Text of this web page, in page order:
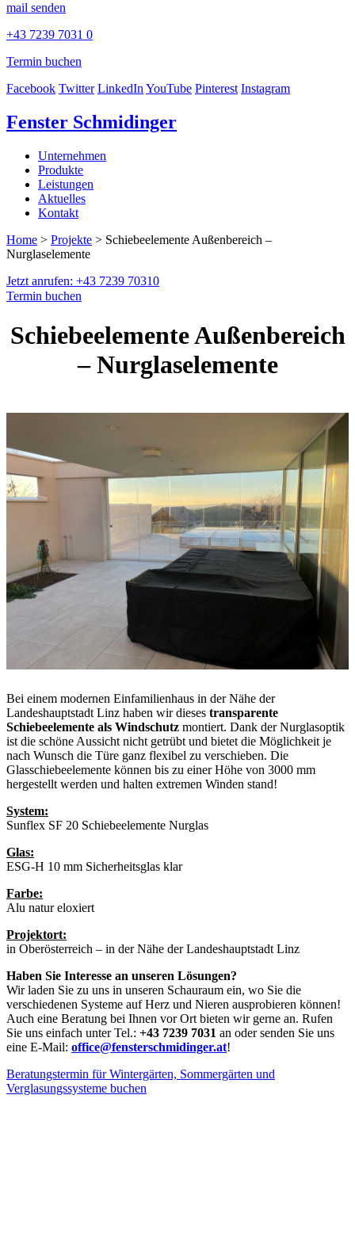
mail senden
+43 7239 7031 0
Termin buchen
Facebook Twitter LinkedInYouTube Pinterest Instagram
Fenster Schmidinger
Unternehmen
Produkte
Leistungen
Aktuelles
Kontakt
Home > Projekte > Schiebeelemente Außenbereich –
Nurglaselemente
Jetzt anrufen: +43 7239 70310
Termin buchen
Schiebeelemente Außenbereich
– Nurglaselemente
Bei einem modernen Einfamilienhaus in der Nähe der
Landeshauptstadt Linz haben wir dieses transparente
Schiebeelemente als Windschutz montiert. Dank der Nurglasoptik
ist die schöne Aussicht nicht getrübt und bietet die Möglichkeit je
nach Wunsch die Türe ganz flexibel zu verschieben. Die
Glasschiebeelemente können bis zu einer Höhe von 3000 mm
hergestellt werden und halten extremen Winden stand!
System:
Sunflex SF 20 Schiebeelemente Nurglas
Glas:
ESG-H 10 mm Sicherheitsglas klar
Farbe:
Alu natur eloxiert
Projektort:
in Oberösterreich – in der Nähe der Landeshauptstadt Linz
Haben Sie Interesse an unseren Lösungen?
Wir laden Sie zu uns in unseren Schauraum ein, wo Sie die
verschiedenen Systeme auf Herz und Nieren ausprobieren können!
Auch eine Beratung bei Ihnen vor Ort bieten wir gerne an. Rufen
Sie uns einfach unter Tel.: +43 7239 7031 an oder senden Sie uns
eine E-Mail: office@fensterschmidinger.at!
Beratungstermin für Wintergärten, Sommergärten und
Verglasungssysteme buchen